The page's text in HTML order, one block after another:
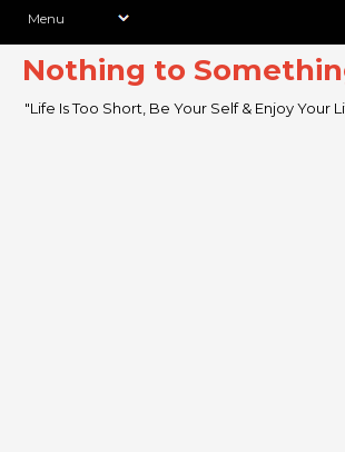
Nothing to
"Life Is Too Short, Be Your Self & Enjoy Your